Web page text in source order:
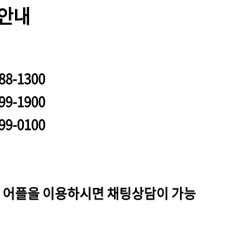
내
1300
1900
0100
플을 이용하시면 채팅상담이 가능